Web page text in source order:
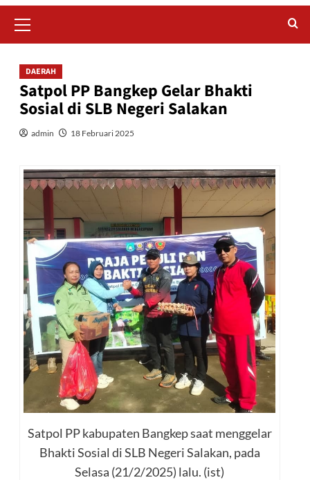
Menu
DAERAH
Satpol PP Bangkep Gelar Bhakti
Sosial di SLB Negeri Salakan
admin 18 Februari 2025
Satpol PP kabupaten Bangkep saat menggelar
Bhakti Sosial di SLB Negeri Salakan, pada
Selasa (21/2/2025) lalu. (ist)